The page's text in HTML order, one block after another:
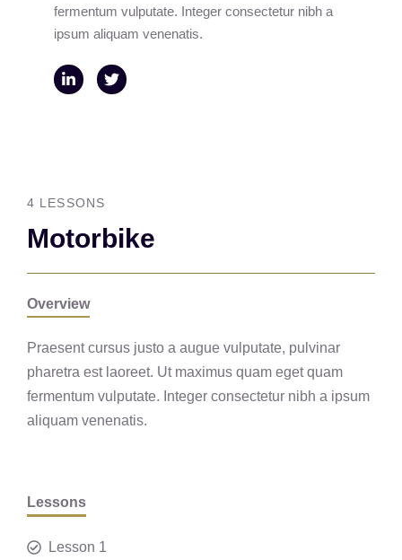
fermentum vulputate. Integer consectetur nibh a
ipsum aliquam venenatis.
4 LESSONS
Motorbike
Overview
Praesent cursus justo a augue vulputate, pulvinar
pharetra est laoreet. Ut maximus quam eget quam
fermentum vulputate. Integer consectetur nibh a ipsum
aliquam venenatis.
Lessons
Lesson 1